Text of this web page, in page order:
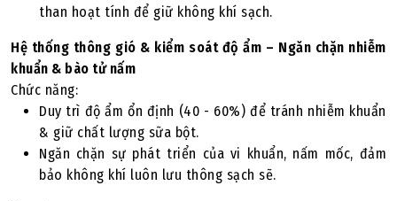
than hoạt tính để giữ không khí sạch.
Hệ thống thông gió & kiểm soát độ ẩm – Ngăn chặn nhiễm
khuẩn & bào tử nấm
Chức năng:
Duy trì độ ẩm ổn định (40 - 60%) để tránh nhiễm khuẩn
& giữ chất lượng sữa bột.
Ngăn chặn sự phát triển của vi khuẩn, nấm mốc, đảm
bảo không khí luôn lưu thông sạch sẽ.